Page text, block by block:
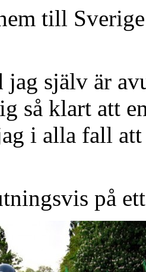
till
själv är
så klart att
i alla fall
på